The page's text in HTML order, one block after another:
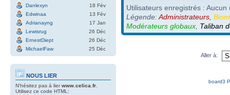
Danlexyn
18 Fév
Edwinaa
13 Fév
Adrianayng
17 Jan
Lewisrug
26 Déc
ErnestDiept
26 Déc
MichaelFaw
25 Déc
NOUS LIER
N'hésitez pas à lierwww.celica.fr
Utilisez ce code HTML:
Utilisateurs enregistrés :
Légende:Administrateurs
Modérateurs globaux Taliban
Aller à:
board3